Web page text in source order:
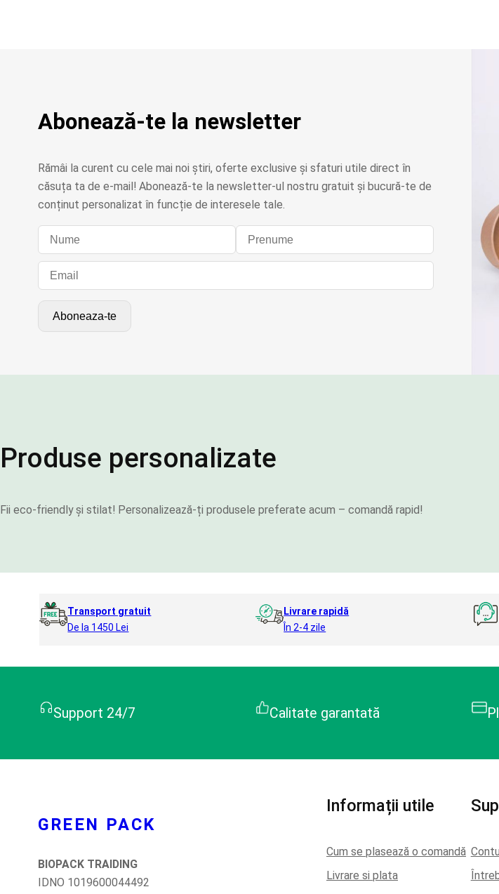
Abonează-te la newsletter
Rămâi la curent cu cele mai noi știri, oferte exclusive și sfaturi utile direct în
căsuța ta de e-mail! Abonează-te la newsletter-ul nostru gratuit și bucură-te de
conținut personalizat în funcție de interesele tale.
Produse personalizate
Fii eco-friendly și stilat! Personalizează-ți produsele preferate acum – comandă rapid!
Transport gratuit
De la 1450 Lei
Livrare rapidă
În 2-4 zile
Support 24/7 Calitate garantată
GREEN PACK
BIOPACK TRAIDING
IDNO 1019600044492
Informații utile
Cum se plasează o comandă
Livrare si plata